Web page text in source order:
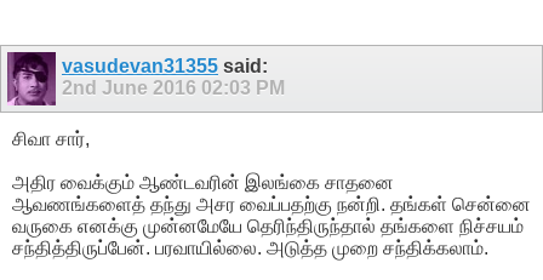
vasudevan31355 said:
2nd June 2016 02:03 PM
சிவா சார்,
அதிர வைக்கும் ஆண்டவரின் இலங்கை சாதனை
ஆவணங்களைத் தந்து அசர வைப்பதற்கு நன்றி. தங்கள் சென்னை
வருகை எனக்கு முன்னமேயே தெரிந்திருந்தால் தங்களை நிச்சயம்
சந்தித்திருப்பேன். பரவாயில்லை. அடுத்த முறை சந்திக்கலாம்.